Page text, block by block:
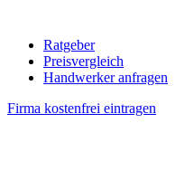
Ratgeber
Preisvergleich
Handwerker anfragen
Firma kostenfrei eintragen